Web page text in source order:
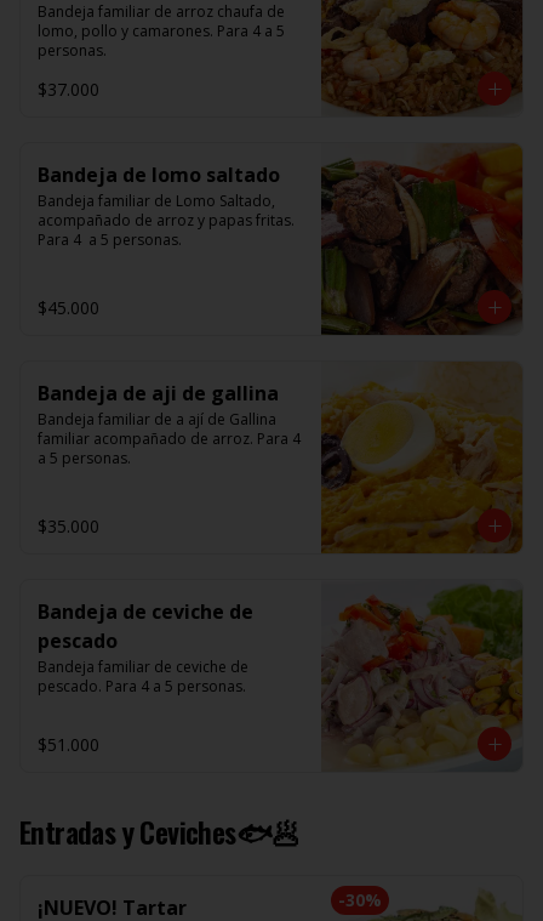
Bandeja familiar de arroz chaufa de
lomo, pollo y camarones. Para 4 a 5
personas.
$37.000
Bandeja de lomo saltado
Bandeja familiar de Lomo Saltado,
acompañado de arroz y papas fritas.
Para 4  a 5 personas.
$45.000
Bandeja de aji de gallina
Bandeja familiar de a ají de Gallina
familiar acompañado de arroz. Para 4
a 5 personas.
$35.000
Bandeja de ceviche de
pescado
Bandeja familiar de ceviche de
pescado. Para 4 a 5 personas.
$51.000
Entradas y Ceviches🐟🥟
-30%
¡NUEVO! Tartar